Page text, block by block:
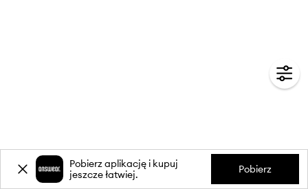
Pobierz aplikację i kupuj
jeszcze łatwiej.
Pobierz